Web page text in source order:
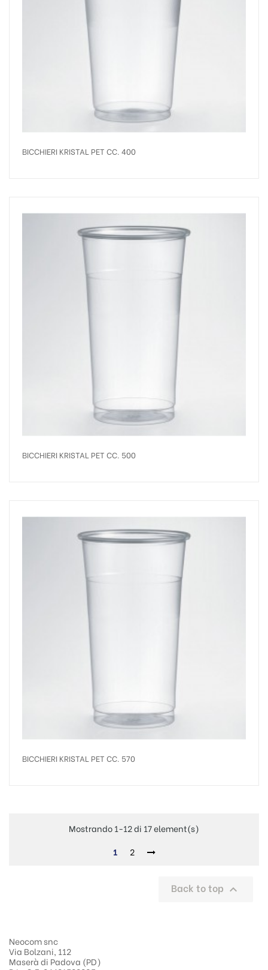
BICCHIERI KRISTAL PET CC. 400
BICCHIERI KRISTAL PET CC. 500
BICCHIERI KRISTAL PET CC. 570
Mostrando 1-12 di 17 element(s)
1
2
Back to top 
Neocom snc
Via Bolzani, 112
Maserà di Padova (PD)